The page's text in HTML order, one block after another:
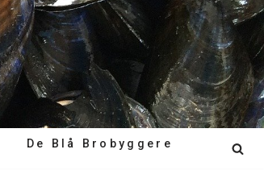
De Blå Brobyggere